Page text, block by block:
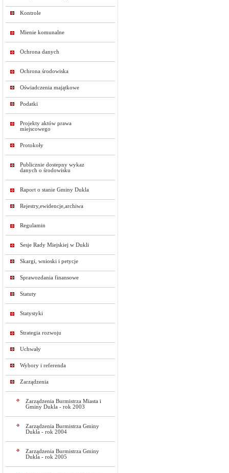
Kontrole
Mienie komunalne
Ochrona danych
Ochrona środowiska
Oświadczenia majątkowe
Podatki
Projekty aktów prawa
miejscowego
Protokoły
Publicznie dostepny wykaz
danych o środowisku
Raport o stanie Gminy Dukla
Rejestry,ewidencje,archiwa
Regulamin
Sesje Rady Miejskiej w Dukli
Skargi, wnioski i petycje
Sprawozdania finansowe
Statuty
Statystyki
Strategia rozwoju
Uchwały
Wybory i referenda
Zarządzenia
Zarządzenia Burmistrza Miasta i
Gminy Dukla - rok 2003
Zarządzenia Burmistrza Gminy
Dukla - rok 2004
Zarządzenia Burmistrza Gminy
Dukla - rok 2005